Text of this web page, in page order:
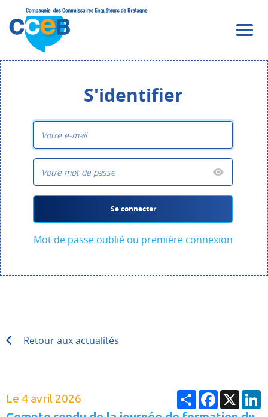
S'identifier
Se connecter
Mot de passe oublié ou première connexion
Retour aux actualités
Le 4 avril 2026 PartagerFacebook
X